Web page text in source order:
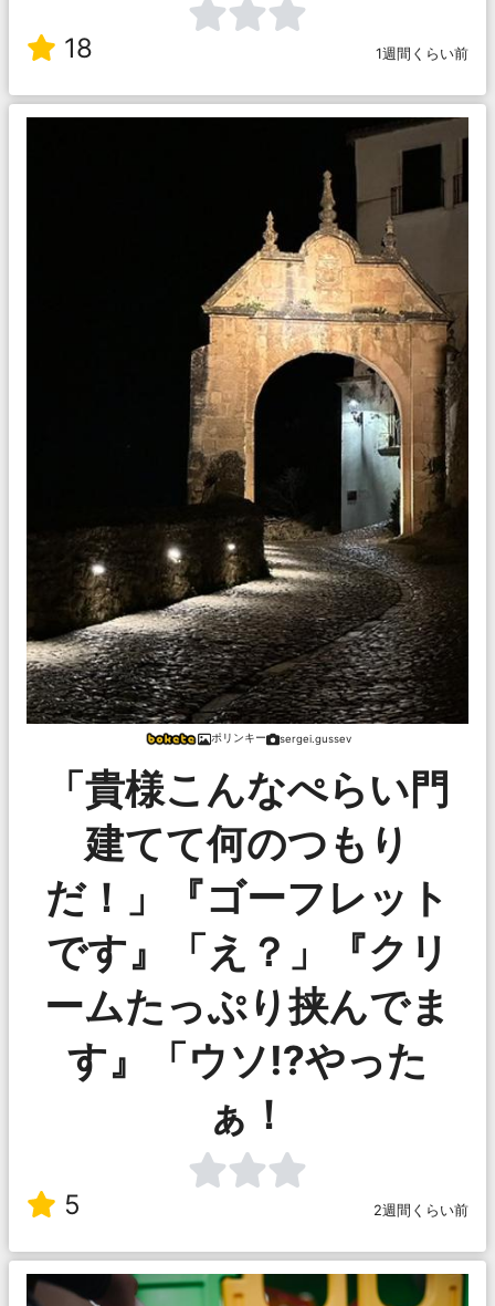
18 1週間くらい前
ポリンキー sergei.gussev
「貴様こんなぺらい門
建てて何のつもり
だ！」『ゴーフレット
です』「え？」『クリ
ームたっぷり挟んでま
す』「ウソ⁉︎やった
ぁ！
5 2週間くらい前